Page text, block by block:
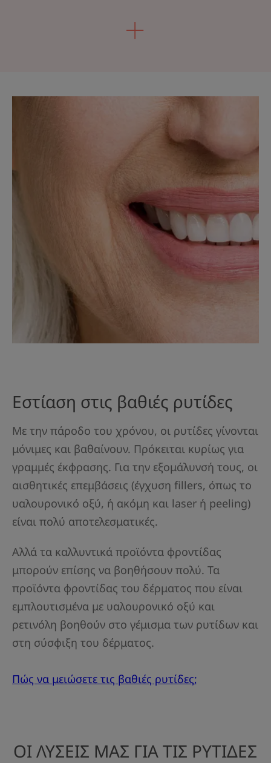
Εστίαση στις βαθιές ρυτίδες
Με την πάροδο του χρόνου, οι ρυτίδες γίνονται
μόνιμες και βαθαίνουν. Πρόκειται κυρίως για
γραμμές έκφρασης. Για την εξομάλυνσή τους, οι
αισθητικές επεμβάσεις (έγχυση fillers, όπως το
υαλουρονικό οξύ, ή ακόμη και laser ή peeling)
είναι πολύ αποτελεσματικές.
Αλλά τα καλλυντικά προϊόντα φροντίδας
μπορούν επίσης να βοηθήσουν πολύ. Τα
προϊόντα φροντίδας του δέρματος που είναι
εμπλουτισμένα με υαλουρονικό οξύ και
ρετινόλη βοηθούν στο γέμισμα των ρυτίδων και
στη σύσφιξη του δέρματος.
Πώς να μειώσετε τις βαθιές ρυτίδες;
ΟΙ ΛΥΣΕΙΣ ΜΑΣ ΓΙΑ ΤΙΣ ΡΥΤΙΔΕΣ